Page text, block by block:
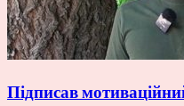
Підписав